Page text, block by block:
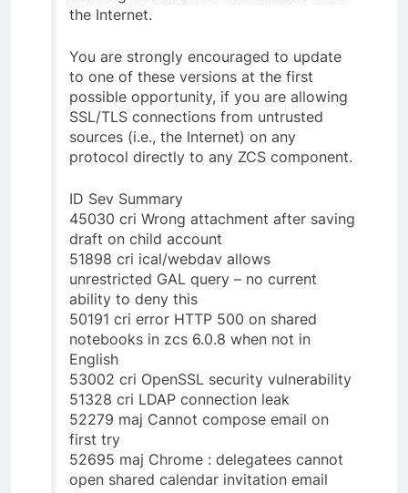
the Internet.
You are strongly encouraged to update
to one of these versions at the first
possible opportunity, if you are allowing
SSL/TLS connections from untrusted
sources (i.e., the Internet) on any
protocol directly to any ZCS component.
ID Sev Summary
45030 cri Wrong attachment after saving
draft on child account
51898 cri ical/webdav allows
unrestricted GAL query – no current
ability to deny this
50191 cri error HTTP 500 on shared
notebooks in zcs 6.0.8 when not in
English
53002 cri OpenSSL security vulnerability
51328 cri LDAP connection leak
52279 maj Cannot compose email on
first try
52695 maj Chrome : delegatees cannot
open shared calendar invitation email